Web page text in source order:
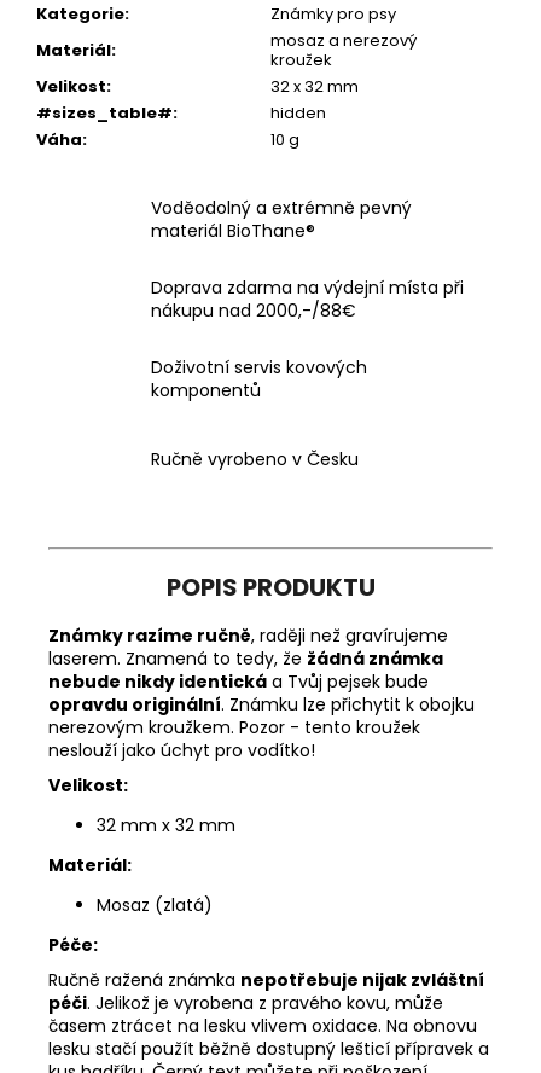
Kategorie:
Známky pro psy
Materiál:
mosaz a nerezový
kroužek
Velikost:
32 x 32 mm
#sizes_table#:
hidden
Váha: 10 g
Voděodolný a extrémně pevný
materiál BioThane®
Doprava zdarma na výdejní místa při
nákupu nad 2000,-/88€
Doživotní servis kovových
komponentů
Ručně vyrobeno v Česku
POPIS PRODUKTU
Známky razíme ručně, raději než gravírujeme
laserem. Znamená to tedy, že žádná známka
nebude nikdy identická a Tvůj pejsek bude
opravdu originální. Známku lze přichytit k obojku
nerezovým kroužkem. Pozor - tento kroužek
neslouží jako úchyt pro vodítko!
Velikost:
32 mm x 32 mm
Materiál:
Mosaz (zlatá)
Péče:
Ručně ražená známka nepotřebuje nijak zvláštní
péči. Jelikož je vyrobena z pravého kovu, může
časem ztrácet na lesku vlivem oxidace. Na obnovu
lesku stačí použít běžně dostupný lešticí přípravek a